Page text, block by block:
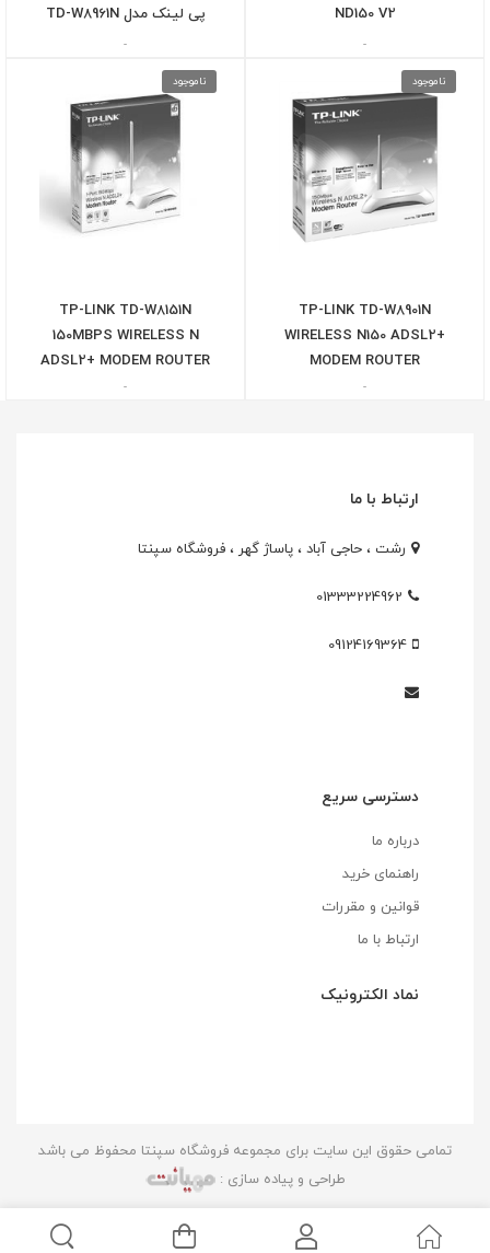
ND150 V2
-
پی لینک مدل TD-W8961N
-
ناموجود
TP-LINK TD-W8901N
WIRELESS N150 ADSL2+
MODEM ROUTER
-
ناموجود
TP-LINK TD-W8151N
150MBPS WIRELESS N
ADSL2+ MODEM ROUTER
-
ارتباط با ما
رشت ، حاجی آباد ، پاساژ گهر ، فروشگاه سپنتا
01333224962
09124169364
دسترسی سریع
درباره ما
راهنمای خرید
قوانین و مقررات
ارتباط با ما
نماد الکترونیک
تمامی حقوق این سایت برای مجموعه فروشگاه سپنتا محفوظ می باشد
طراحی و پیاده سازی :